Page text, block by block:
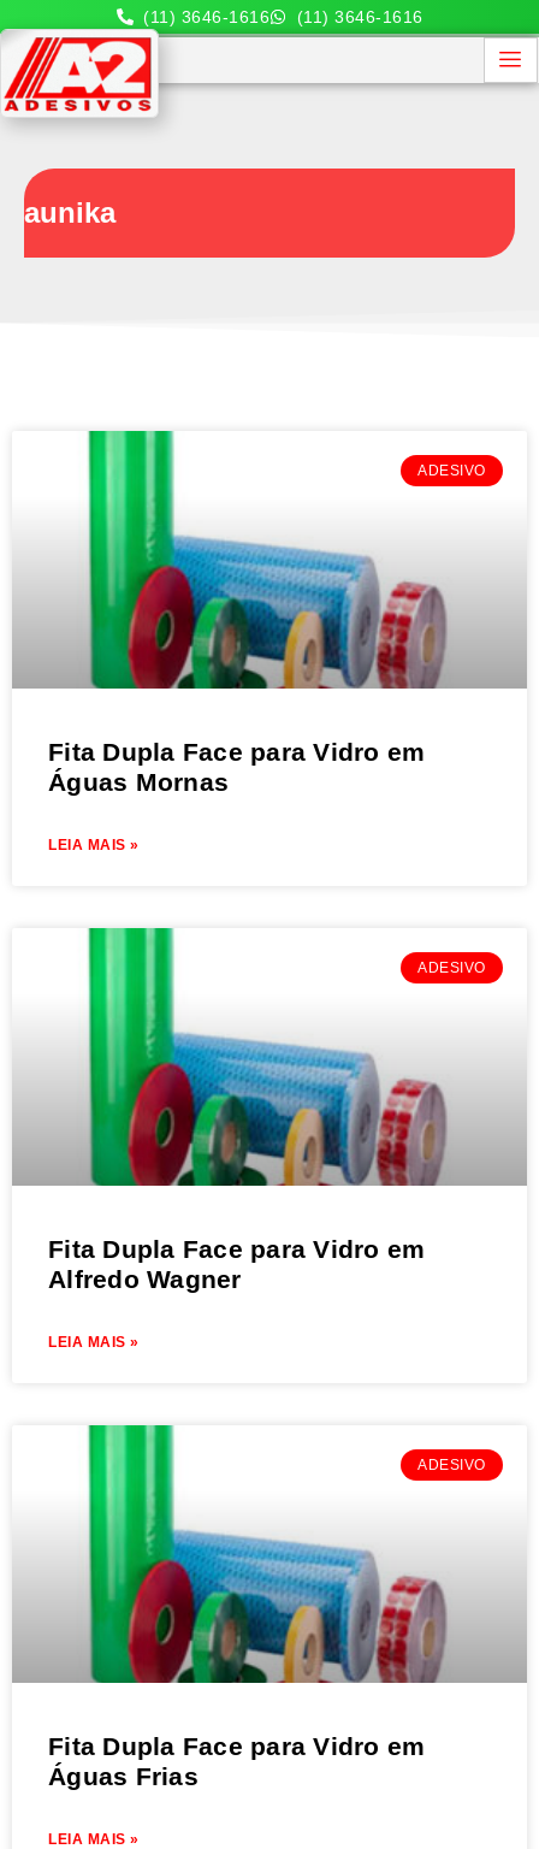
(11) 3646-1616 (11) 3646-1616
aunika
ADESIVO
Fita Dupla Face para Vidro em
Águas Mornas
LEIA MAIS »
ADESIVO
Fita Dupla Face para Vidro em
Alfredo Wagner
LEIA MAIS »
ADESIVO
Fita Dupla Face para Vidro em
Águas Frias
LEIA MAIS »